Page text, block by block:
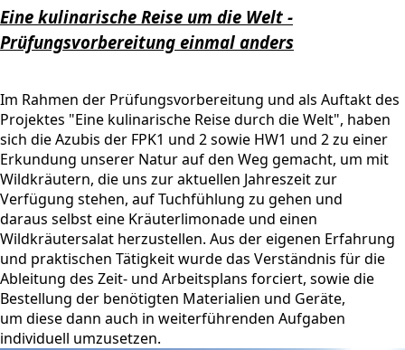
Eine kulinarische Reise um die Welt -
Prüfungsvorbereitung einmal anders
Im Rahmen der Prüfungsvorbereitung und als Auftakt des
Projektes "Eine kulinarische Reise durch die Welt", haben
sich die Azubis der FPK1 und 2 sowie HW1 und 2 zu einer
Erkundung unserer Natur auf den Weg gemacht, um mit
Wildkräutern, die uns zur aktuellen Jahreszeit zur
Verfügung stehen, auf Tuchfühlung zu gehen und
daraus selbst eine Kräuterlimonade und einen
Wildkräutersalat herzustellen. Aus der eigenen Erfahrung
und praktischen Tätigkeit wurde das Verständnis für die
Ableitung des Zeit- und Arbeitsplans forciert, sowie die
Bestellung der benötigten Materialien und Geräte,
um diese dann auch in weiterführenden Aufgaben
individuell umzusetzen.